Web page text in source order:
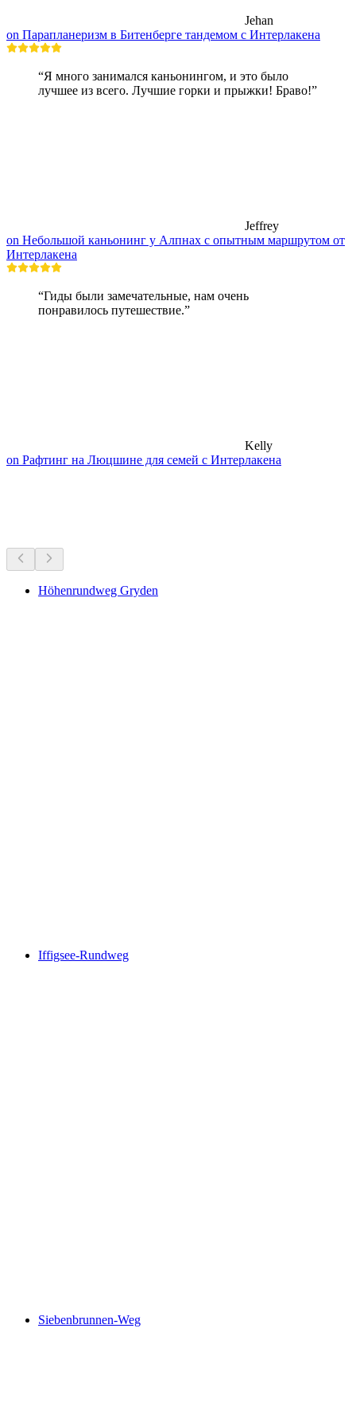
Jehan
on Парапланеризм в Битенберге тандемом с Интерлакена
“Я много занимался каньонингом, и это было
лучшее из всего. Лучшие горки и прыжки! Браво!”
Jeffrey
on Небольшой каньонинг у Алпнах с опытным маршрутом от
Интерлакена
“Гиды были замечательные, нам очень
понравилось путешествие.”
Kelly
on Рафтинг на Люцшине для семей с Интерлакена
Höhenrundweg Gryden
Iffigsee-Rundweg
Siebenbrunnen-Weg